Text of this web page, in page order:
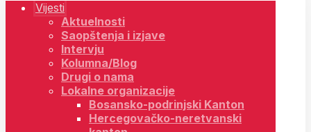
Vijesti
Aktuelnosti
Saopštenja i izjave
Intervju
Kolumna/Blog
Drugi o nama
Lokalne organizacije
Bosansko-podrinjski Kanton
Hercegovačko-neretvanski